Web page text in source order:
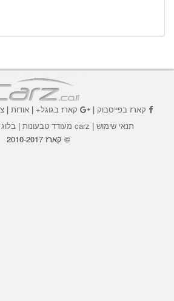
קארז בפייסבוק| קארז בגוגל+|אודות |
תנאי שימוש | carz מעודד טבעונות |
© קארז 2010-2017